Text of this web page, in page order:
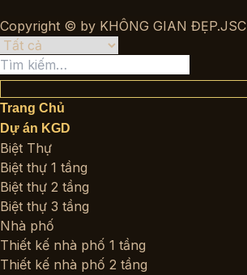
Copyright © by KHÔNG GIAN ĐẸP.JSC
Tìm
kiếm:
Trang Chủ
Dự án KGD
Biệt Thự
Biệt thự 1 tầng
Biệt thự 2 tầng
Biệt thự 3 tầng
Nhà phố
Thiết kế nhà phố 1 tầng
Thiết kế nhà phố 2 tầng